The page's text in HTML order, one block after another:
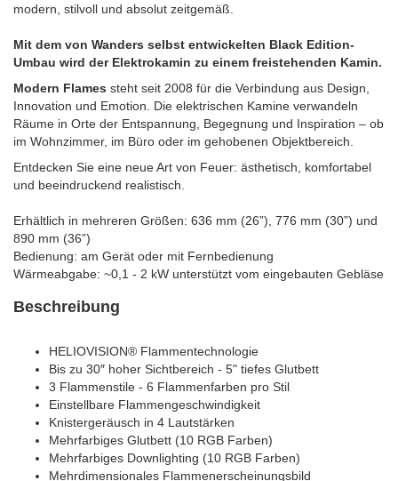
modern, stilvoll und absolut zeitgemäß.
Mit dem von Wanders selbst entwickelten Black Edition-
Umbau wird der Elektrokamin zu einem freistehenden Kamin.
Modern Flames steht seit 2008 für die Verbindung aus Design,
Innovation und Emotion. Die elektrischen Kamine verwandeln
Räume in Orte der Entspannung, Begegnung und Inspiration – ob
im Wohnzimmer, im Büro oder im gehobenen Objektbereich.
Entdecken Sie eine neue Art von Feuer: ästhetisch, komfortabel
und beeindruckend realistisch.
Erhältlich in mehreren Größen: 636 mm (26”), 776 mm (30”) und
890 mm (36”)
Bedienung: am Gerät oder mit Fernbedienung
Wärmeabgabe: ~0,1 - 2 kW unterstützt vom eingebauten Gebläse
Beschreibung
HELIOVISION® Flammentechnologie
Bis zu 30″ hoher Sichtbereich - 5" tiefes Glutbett
3 Flammenstile - 6 Flammenfarben pro Stil
Einstellbare Flammengeschwindigkeit
Knistergeräusch in 4 Lautstärken
Mehrfarbiges Glutbett (10 RGB Farben)
Mehrfarbiges Downlighting (10 RGB Farben)
Mehrdimensionales Flammenerscheinungsbild